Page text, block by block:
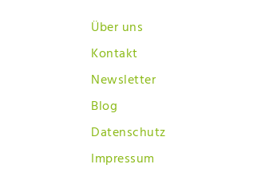
Über uns
Kontakt
Newsletter
Blog
Datenschutz
Impressum